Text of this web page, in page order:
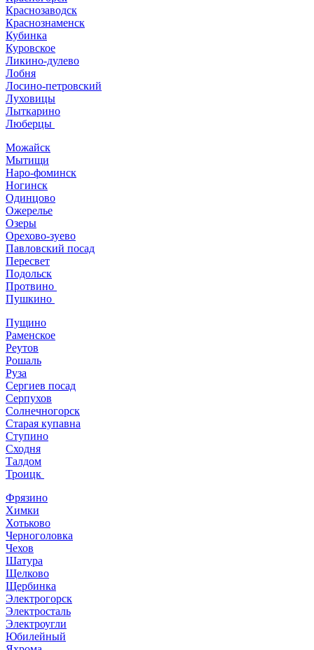
Краснозаводск
Краснознаменск
Кубинка
Куровское
Ликино-дулево
Лобня
Лосино-петровский
Луховицы
Лыткарино
Люберцы
Можайск
Мытищи
Наро-фоминск
Ногинск
Одинцово
Ожерелье
Озеры
Орехово-зуево
Павловский посад
Пересвет
Подольск
Протвино
Пушкино
Пущино
Раменское
Реутов
Рошаль
Руза
Сергиев посад
Серпухов
Солнечногорск
Старая купавна
Ступино
Сходня
Талдом
Троицк
Фрязино
Химки
Хотьково
Черноголовка
Чехов
Шатура
Щелково
Щербинка
Электрогорск
Электросталь
Электроугли
Юбилейный